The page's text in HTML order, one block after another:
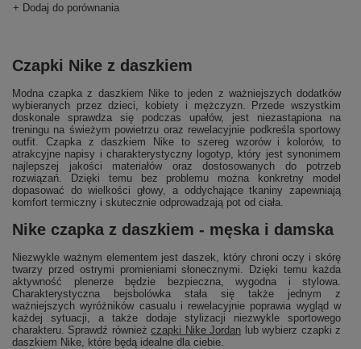
+ Dodaj do porównania
Czapki Nike z daszkiem
Modna czapka z daszkiem Nike to jeden z ważniejszych dodatków
wybieranych przez dzieci, kobiety i mężczyzn. Przede wszystkim
doskonale sprawdza się podczas upałów, jest niezastąpiona na
treningu na świeżym powietrzu oraz rewelacyjnie podkreśla sportowy
outfit. Czapka z daszkiem Nike to szereg wzorów i kolorów, to
atrakcyjne napisy i charakterystyczny logotyp, który jest synonimem
najlepszej jakości materiałów oraz dostosowanych do potrzeb
rozwiązań. Dzięki temu bez problemu można konkretny model
dopasować do wielkości głowy, a oddychające tkaniny zapewniają
komfort termiczny i skutecznie odprowadzają pot od ciała.
Nike czapka z daszkiem - męska i damska
Niezwykle ważnym elementem jest daszek, który chroni oczy i skórę
twarzy przed ostrymi promieniami słonecznymi. Dzięki temu każda
aktywność plenerze będzie bezpieczna, wygodna i stylowa.
Charakterystyczna bejsbolówka stała się także jednym z
ważniejszych wyróżników casualu i rewelacyjnie poprawia wygląd w
każdej sytuacji, a także dodaje stylizacji niezwykle sportowego
charakteru. Sprawdź równieżczapki Nike Jordan lub wybierz czapki z
daszkiem Nike, które będą idealne dla ciebie.